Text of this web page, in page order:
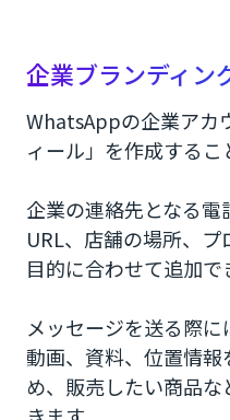
企業ブランディン
WhatsAppの企業アカ
ィール」を作成するこ
企業の連絡先となる
URL、店舗の場所、
目的に合わせて追加で
メッセージを送る際に
動画、資料、位置情
め、販売したい商品